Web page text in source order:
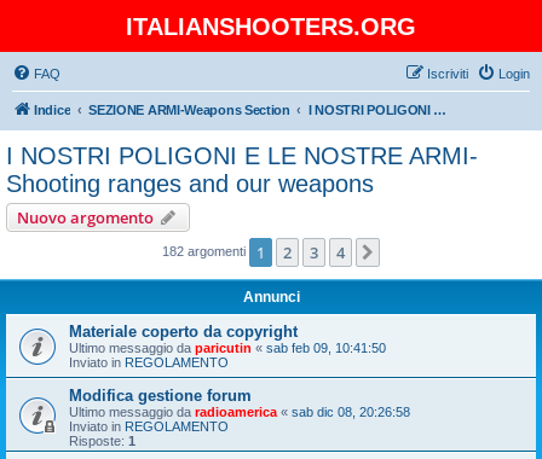
ITALIANSHOOTERS.ORG
FAQ Login
Iscriviti
Indice SEZIONE ARMI-Weapons Section I NOSTRI POLIGONI E LE NOSTRE ARMI-Shooting ranges and our weapons
I NOSTRI POLIGONI E LE NOSTRE ARMI-
Shooting ranges and our weapons
Nuovo argomento
182 argomenti 1 2 3 4
Annunci
Materiale coperto da copyright
Ultimo messaggio da paricutin « sab feb 09, 10:41:50
Inviato in REGOLAMENTO
Modifica gestione forum
Ultimo messaggio da radioamerica « sab dic 08, 20:26:58
Inviato in REGOLAMENTO
Risposte: 1